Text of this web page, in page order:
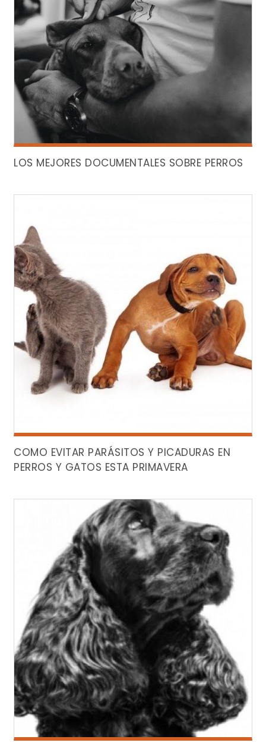
LOS MEJORES DOCUMENTALES SOBRE PERROS
COMO EVITAR PARÁSITOS Y PICADURAS EN
PERROS Y GATOS ESTA PRIMAVERA